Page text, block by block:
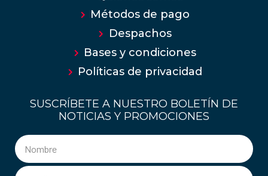
Métodos de pago
Despachos
Bases y condiciones
Políticas de privacidad
SUSCRÍBETE A NUESTRO BOLETÍN DE
NOTICIAS Y PROMOCIONES